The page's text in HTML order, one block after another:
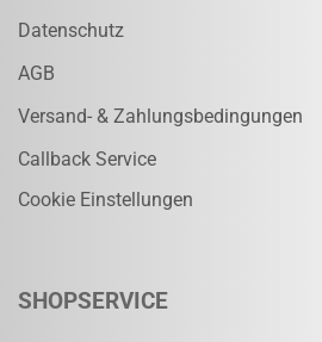
Datenschutz
AGB
Versand- & Zahlungsbedingungen
Callback Service
Cookie Einstellungen
SHOPSERVICE